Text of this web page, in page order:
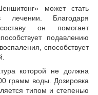
может стать
лечении. Благодаря
он помогает
подавлению
способствует
которой не должна
грамм воды. Дозировка
типом и степенью